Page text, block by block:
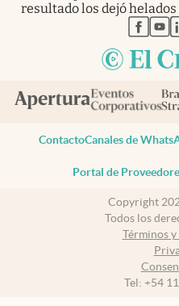
resultado los dejó helados
abre
ContactoCanales de
Portal de
Copyright
Todos los
Términos
Tel: +54